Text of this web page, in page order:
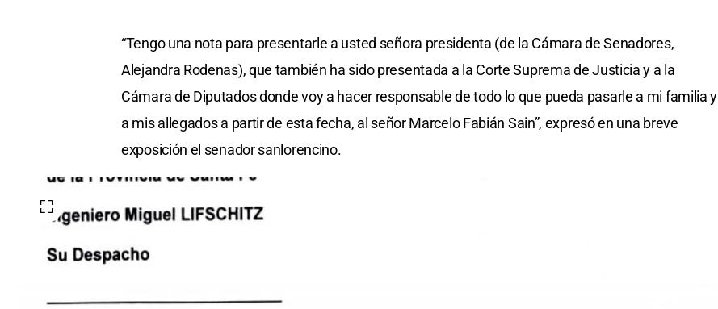
“Tengo una nota para presentarle a usted señora presidenta (de la Cámara de Senadores,
Alejandra Rodenas), que también ha sido presentada a la Corte Suprema de Justicia y a la
Cámara de Diputados donde voy a hacer responsable de todo lo que pueda pasarle a mi familia y
a mis allegados a partir de esta fecha, al señor Marcelo Fabián Sain”, expresó en una breve
exposición el senador sanlorencino.